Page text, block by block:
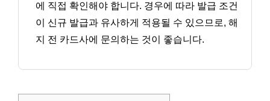
에 직접 확인해야 합니다. 경우에 따라 발급 조건
이 신규 발급과 유사하게 적용될 수 있으므로, 해
지 전 카드사에 문의하는 것이 좋습니다.